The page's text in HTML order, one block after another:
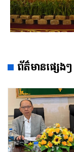
ព័ត៌មានផ្សេងៗ